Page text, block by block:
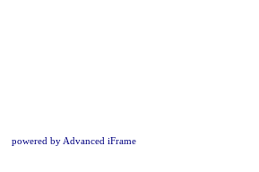
powered by Advanced iFrame